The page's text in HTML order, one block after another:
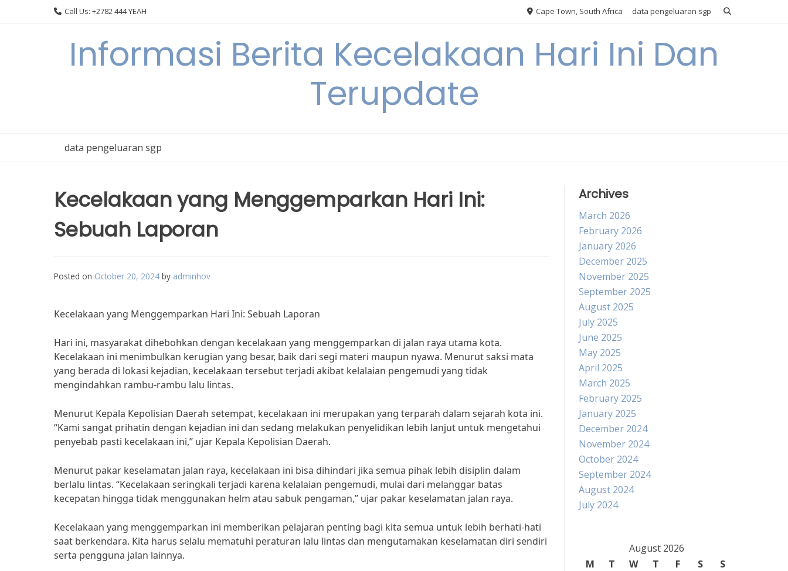
Call Us: +2782 444 YEAH Cape Town, South Africa data pengeluaran sgp
Informasi Berita Kecelakaan Hari Ini Dan
Terupdate
data pengeluaran sgp
Kecelakaan yang Menggemparkan Hari Ini:
Sebuah Laporan
Posted on October 20, 2024 by adminhov
Kecelakaan yang Menggemparkan Hari Ini: Sebuah Laporan
Hari ini, masyarakat dihebohkan dengan kecelakaan yang menggemparkan di jalan raya utama kota.
Kecelakaan ini menimbulkan kerugian yang besar, baik dari segi materi maupun nyawa. Menurut saksi mata
yang berada di lokasi kejadian, kecelakaan tersebut terjadi akibat kelalaian pengemudi yang tidak
mengindahkan rambu-rambu lalu lintas.
Menurut Kepala Kepolisian Daerah setempat, kecelakaan ini merupakan yang terparah dalam sejarah kota ini.
“Kami sangat prihatin dengan kejadian ini dan sedang melakukan penyelidikan lebih lanjut untuk mengetahui
penyebab pasti kecelakaan ini,” ujar Kepala Kepolisian Daerah.
Menurut pakar keselamatan jalan raya, kecelakaan ini bisa dihindari jika semua pihak lebih disiplin dalam
berlalu lintas. “Kecelakaan seringkali terjadi karena kelalaian pengemudi, mulai dari melanggar batas
kecepatan hingga tidak menggunakan helm atau sabuk pengaman,” ujar pakar keselamatan jalan raya.
Kecelakaan yang menggemparkan ini memberikan pelajaran penting bagi kita semua untuk lebih berhati-hati
saat berkendara. Kita harus selalu mematuhi peraturan lalu lintas dan mengutamakan keselamatan diri sendiri
serta pengguna jalan lainnya.
Archives
March 2026
February 2026
January 2026
December 2025
November 2025
September 2025
August 2025
July 2025
June 2025
May 2025
April 2025
March 2025
February 2025
January 2025
December 2024
November 2024
October 2024
September 2024
August 2024
July 2024
August 2026
M
T W T F S
S